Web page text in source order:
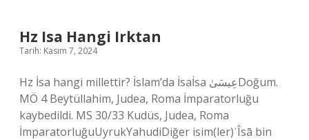
Hz Isa Hangi Irktan
Tarih: Kasım 7, 2024
Hz İsa hangi millettir? İslam’da İsaİsa عِيسَىٰDoğum.
MÖ 4 Beytüllahim, Judea, Roma İmparatorluğu
kaybedildi. MS 30/33 Kudüs, Judea, Roma
İmparatorluğuUyrukYahudiDiğer isim(ler)ʿÎsā bin